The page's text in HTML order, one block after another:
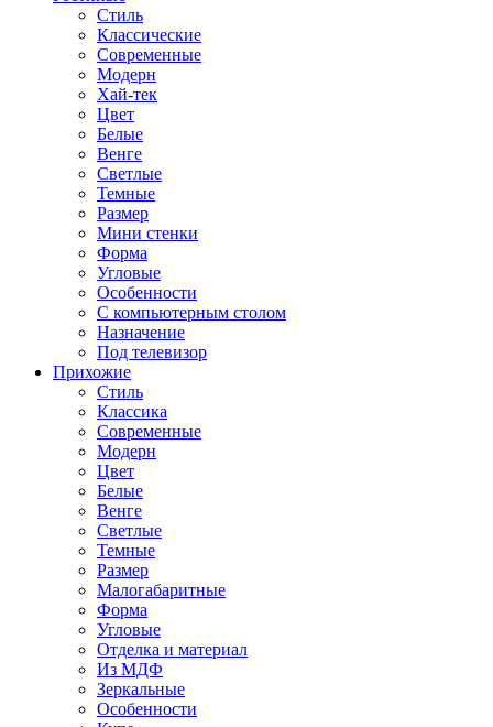
Стиль
Классические
Современные
Модерн
Хай-тек
Цвет
Белые
Венге
Светлые
Темные
Размер
Мини стенки
Форма
Угловые
Особенности
С компьютерным столом
Назначение
Под телевизор
Прихожие
Стиль
Классика
Современные
Модерн
Цвет
Белые
Венге
Светлые
Темные
Размер
Малогабаритные
Форма
Угловые
Отделка и материал
Из МДФ
Зеркальные
Особенности